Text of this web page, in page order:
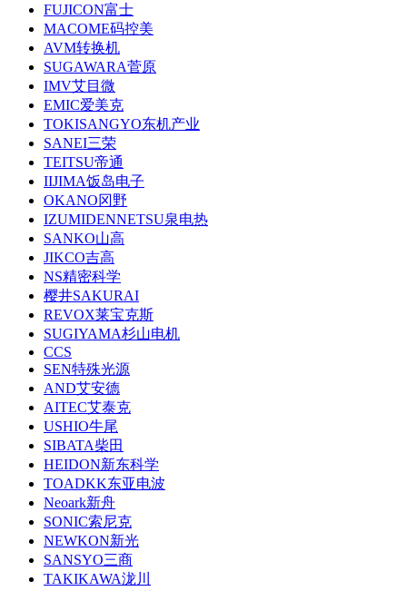
FUJICON富士
MACOME码控美
AVM转换机
SUGAWARA菅原
IMV艾目微
EMIC爱美克
TOKISANGYO东机产业
SANEI三荣
TEITSU帝通
IIJIMA饭岛电子
OKANO冈野
IZUMIDENNETSU泉电热
SANKO山高
JIKCO吉高
NS精密科学
樱井SAKURAI
REVOX莱宝克斯
SUGIYAMA杉山电机
CCS
SEN特殊光源
AND艾安德
AITEC艾泰克
USHIO牛尾
SIBATA柴田
HEIDON新东科学
TOADKK东亚电波
Neoark新舟
SONIC索尼克
NEWKON新光
SANSYO三商
TAKIKAWA泷川